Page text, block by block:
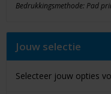
Bedrukkingsmethode: Pad
Jouw selectie
Selecteer jouw opties